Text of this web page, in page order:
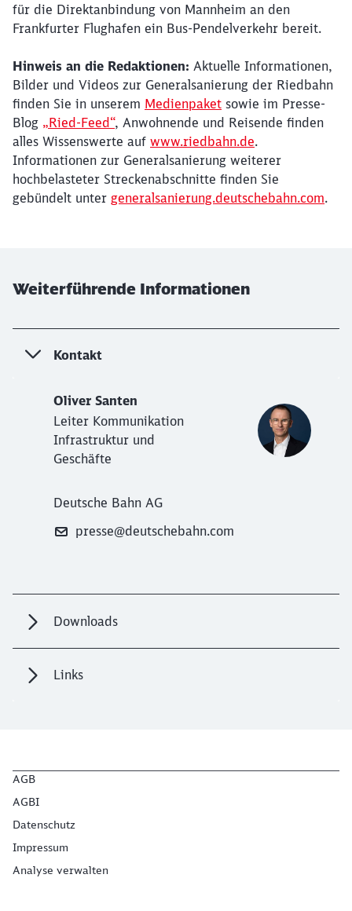
für die Direktanbindung von Mannheim an den
Frankfurter Flughafen ein Bus-Pendelverkehr bereit.
Hinweis an die Redaktionen: Aktuelle Informationen,
Bilder und Videos zur Generalsanierung der Riedbahn
finden Sie in unserem Medienpaket sowie im Presse-
Blog „Ried-Feed“, Anwohnende und Reisende finden
alles Wissenswerte auf www.riedbahn.de.
Informationen zur Generalsanierung weiterer
hochbelasteter Streckenabschnitte finden Sie
gebündelt unter generalsanierung.deutschebahn.com.
Weiterführende Informationen
Kontakt
Oliver Santen
Leiter Kommunikation
Infrastruktur und
Geschäfte
Deutsche Bahn AG
presse@deutschebahn.com
Downloads
Links
AGB
AGBI
Datenschutz
Impressum
Analyse verwalten